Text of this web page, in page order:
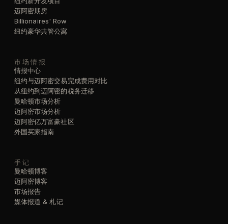
迈阿密期房
Billionaires' Row
纽约豪华共管公寓
市场情报
情报中心
纽约与迈阿密交易完成费用对比
从纽约到迈阿密的税务迁移
曼哈顿市场分析
迈阿密市场分析
迈阿密亿万富豪社区
外国买家指南
手记
曼哈顿博客
迈阿密博客
市场报告
媒体报道 & 札记